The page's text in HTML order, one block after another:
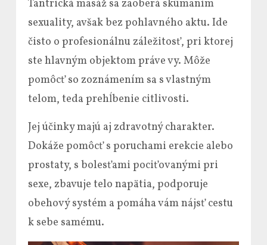
Tantrická masáž sa zaoberá skúmaním
sexuality, avšak bez pohlavného aktu. Ide
čisto o profesionálnu záležitosť, pri ktorej
ste hlavným objektom práve vy. Môže
pomôcť so zoznámením sa s vlastným
telom, teda prehĺbenie citlivosti.
Jej účinky majú aj zdravotný charakter.
Dokáže pomôcť s poruchami erekcie alebo
prostaty, s bolesťami pociťovanými pri
sexe, zbavuje telo napätia, podporuje
obehový systém a pomáha vám nájsť cestu
k sebe samému.